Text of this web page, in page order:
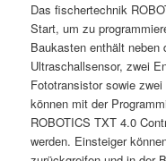
Das fischertechnik
Start, um zu
Baukasten enthält neben
Ultraschallsensor, zwei
Fototransistor sowie
können mit der
ROBOTICS TXT 4.0
werden. Einsteiger